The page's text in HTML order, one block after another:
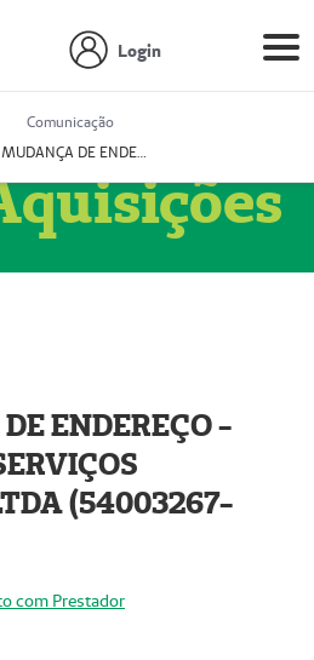
Login
Comunicação
MUDANÇA DE ENDEREÇO - DIAGITAB SERVIÇOS MÉDICOS LTDA (54003267-5)
ENDEREÇO -
(54003267-
com Prestador